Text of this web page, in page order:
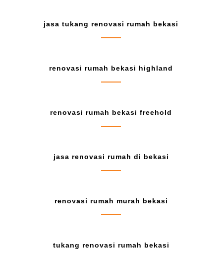
jasa tukang renovasi rumah bekasi
renovasi rumah bekasi highland
renovasi rumah bekasi freehold
jasa renovasi rumah di bekasi
renovasi rumah murah bekasi
tukang renovasi rumah bekasi